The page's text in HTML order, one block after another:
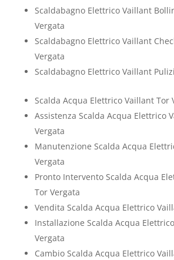
Scaldabagno Elettrico Vaillant
Vergata
Scaldabagno Elettrico Vaillant
Vergata
Scaldabagno Elettrico Vaillant
Scalda Acqua Elettrico Vaillant Tor
Assistenza Scalda Acqua Elettrico
Vergata
Manutenzione Scalda Acqua
Vergata
Pronto Intervento Scalda Acqua
Tor Vergata
Vendita Scalda Acqua Elettrico
Installazione Scalda Acqua
Vergata
Cambio Scalda Acqua Elettrico